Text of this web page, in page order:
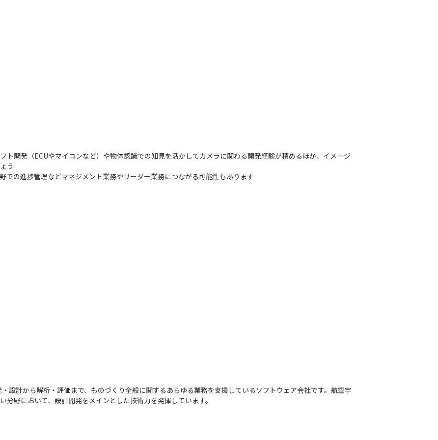
ト開発（ECUやマイコンなど）や物体認識での知見を活かしてカメラに関わる開発経験が積めるほか、イメージ
う
での進捗管理などマネジメント業務やリーダー業務につながる可能性もあります
設計から解析・評価まで、ものづくり全般に関するあらゆる業務を支援しているソフトウェア会社です。航空宇
野において、設計開発をメインとした技術力を発揮しています。